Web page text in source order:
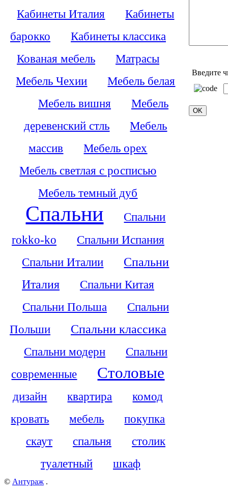
Кабинеты Италия
Кабинеты
барокко
Кабинеты классика
Кованая мебель
Матрасы
Мебель Чехии
Мебель белая
Мебель вишня
Мебель
деревенский стль
Мебель
массив
Мебель орех
Мебель светлая с росписью
Мебель темный дуб
Спальни
Спальни
rokko-ko
Спальни Испания
Спальни Италии
Спальни
Италия
Спальни Китая
Спальни Польша
Спальни
Польши
Спальни классика
Спальни модерн
Спальни
современные
Столовые
дизайн квартира
комод
кровать
мебель
покупка
скаут
спальня
столик
туалетный
шкаф
Введите
© Антураж .